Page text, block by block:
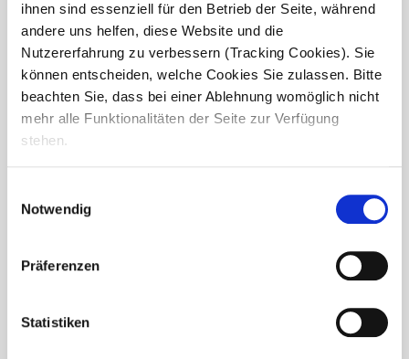
ihnen sind essenziell für den Betrieb der Seite, während
andere uns helfen, diese Website und die
Nutzererfahrung zu verbessern (Tracking Cookies). Sie
können entscheiden, welche Cookies Sie zulassen. Bitte
beachten Sie, dass bei einer Ablehnung womöglich nicht
mehr alle Funktionalitäten der Seite zur Verfügung
stehen.
Notwendig
Präferenzen
Statistiken
Weihnachtsfeier im Haus Martin
Seniorendomizil Haus Martin die erste Weihnachtsfeier für
die Bewohnerinnen und Bewohner des Wohnbereichs 1